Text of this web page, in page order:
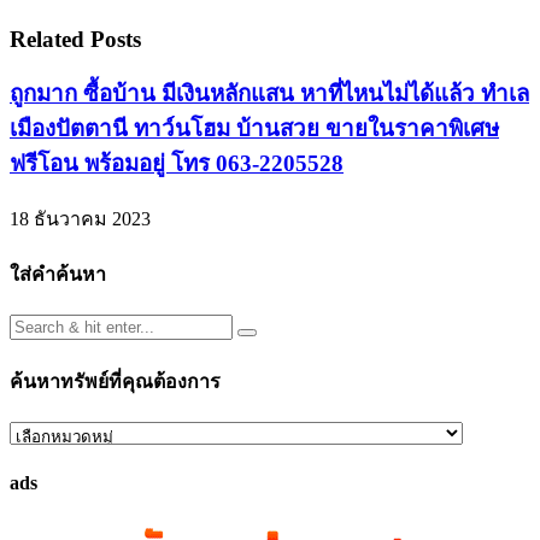
Related Posts
ถูกมาก ซื้อบ้าน มีเงินหลักแสน หาที่ไหนไม่ได้แล้ว ทำเล
เมืองปัตตานี ทาว์นโฮม บ้านสวย ขายในราคาพิเศษ
ฟรีโอน พร้อมอยู่ โทร 063-2205528
18 ธันวาคม 2023
ใส่คำค้นหา
ค้นหาทรัพย์ที่คุณต้องการ
ค้นหา
ที่
ads